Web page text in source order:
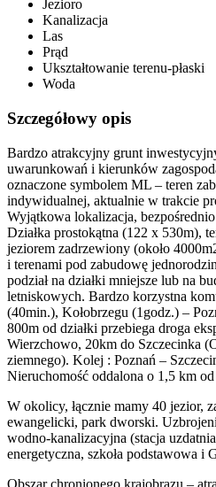
Jezioro
Kanalizacja
Las
Prąd
Ukształtowanie terenu-płaski
Woda
Szczegółowy opis
Bardzo atrakcyjny grunt
uwarunkowań i kierunków
oznaczone symbolem ML – teren
indywidualnej, aktualnie w trakcie
Wyjątkowa lokalizacja,
Działka prostokątna (122 x 530m),
jeziorem zadrzewiony (około
i terenami pod zabudowę
podział na działki mniejsze lub na
letniskowych. Bardzo korzystna
(40min.), Kołobrzegu (1godz.) –
800m od działki przebiega droga
Wierzchowo, 20km do Szczecinka
ziemnego). Kolej : Poznań –
Nieruchomość oddalona o 1,5 km
W okolicy, łącznie mamy 40 jezior,
ewangelicki, park dworski.
wodno-kanalizacyjna (stacja
energetyczna, szkoła podstawowa i
Obszar chronionego krajobrazu –